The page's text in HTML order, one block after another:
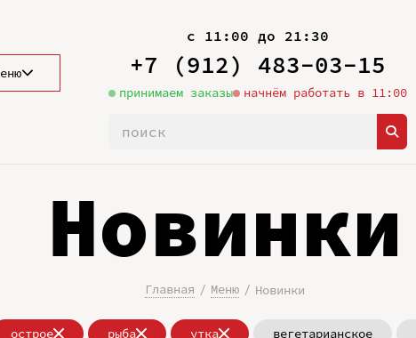
с 11:00 до 21:30
+7 (912) 483-03-15
принимаем заказы начнём работать в 11:00
Новинки
Главная Меню Новинки
острое рыба утка вегетарианское